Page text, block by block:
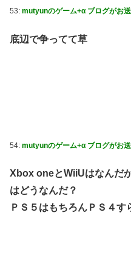
53: mutyunのゲーム+α ブログがお送
底辺で争ってて草
54: mutyunのゲーム+α ブログがお送
Xbox oneとWiiUはなんだ
はどうなんだ？
ＰＳ５はもちろんＰＳ４す